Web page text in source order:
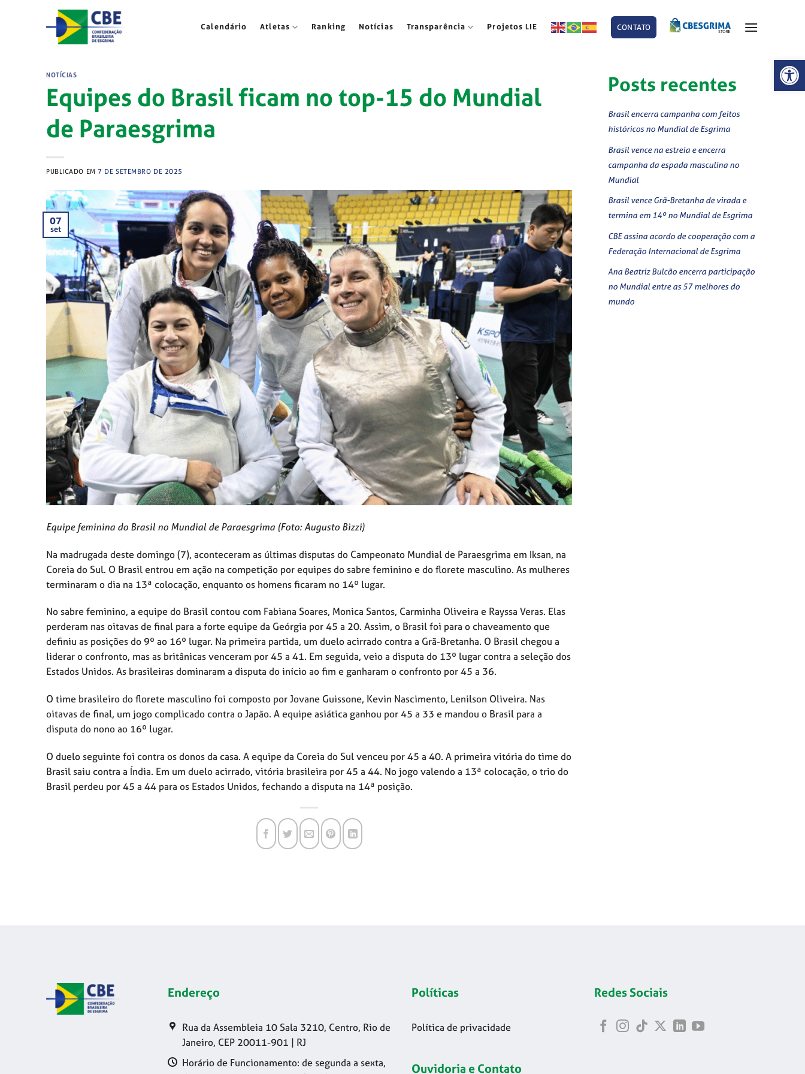
Abrir
Calendário Atletas Ranking Notícias Transparência Projetos LIE CONTATO
NOTÍCIAS
Equipes do Brasil ficam no top-15 do Mundial
de Paraesgrima
PUBLICADO EM7 DE SETEMBRO DE 2025
07
set
Equipe feminina do Brasil no Mundial de Paraesgrima (Foto: Augusto Bizzi)
Na madrugada deste domingo (7), aconteceram as últimas disputas do Campeonato Mundial de Paraesgrima em Iksan, na
Coreia do Sul. O Brasil entrou em ação na competição por equipes do sabre feminino e do florete masculino. As mulheres
terminaram o dia na 13ª colocação, enquanto os homens ficaram no 14º lugar.
No sabre feminino, a equipe do Brasil contou com Fabiana Soares, Monica Santos, Carminha Oliveira e Rayssa Veras. Elas
perderam nas oitavas de final para a forte equipe da Geórgia por 45 a 20. Assim, o Brasil foi para o chaveamento que
definiu as posições do 9º ao 16º lugar. Na primeira partida, um duelo acirrado contra a Grã-Bretanha. O Brasil chegou a
liderar o confronto, mas as britânicas venceram por 45 a 41. Em seguida, veio a disputa do 13º lugar contra a seleção dos
Estados Unidos. As brasileiras dominaram a disputa do início ao fim e ganharam o confronto por 45 a 36.
O time brasileiro do florete masculino foi composto por Jovane Guissone, Kevin Nascimento, Lenilson Oliveira. Nas
oitavas de final, um jogo complicado contra o Japão. A equipe asiática ganhou por 45 a 33 e mandou o Brasil para a
disputa do nono ao 16º lugar.
O duelo seguinte foi contra os donos da casa. A equipe da Coreia do Sul venceu por 45 a 40. A primeira vitória do time do
Brasil saiu contra a Índia. Em um duelo acirrado, vitória brasileira por 45 a 44. No jogo valendo a 13ª colocação, o trio do
Brasil perdeu por 45 a 44 para os Estados Unidos, fechando a disputa na 14ª posição.
Posts recentes
Brasil encerra campanha com feitos
históricos no Mundial de Esgrima
Brasil vence na estreia e encerra
campanha da espada masculina no
Mundial
Brasil vence Grã-Bretanha de virada e
termina em 14º no Mundial de Esgrima
CBE assina acordo de cooperação com a
Federação Internacional de Esgrima
Ana Beatriz Bulcão encerra participação
no Mundial entre as 57 melhores do
mundo
Endereço
Rua da Assembleia 10 Sala 3210, Centro, Rio de
Janeiro, CEP 20011-901 | RJ
Horário de Funcionamento: de segunda a sexta,
Políticas
Política de privacidade
Ouvidoria e Contato
Redes Sociais